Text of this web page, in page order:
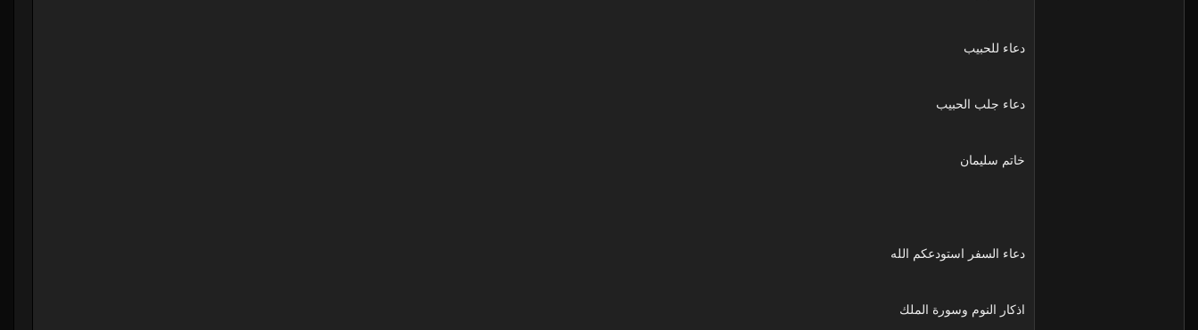
دعاء للحبيب
دعاء جلب الحبيب
خاتم سليمان
دعاء السفر استودعكم الله
اذكار النوم وسورة الملك